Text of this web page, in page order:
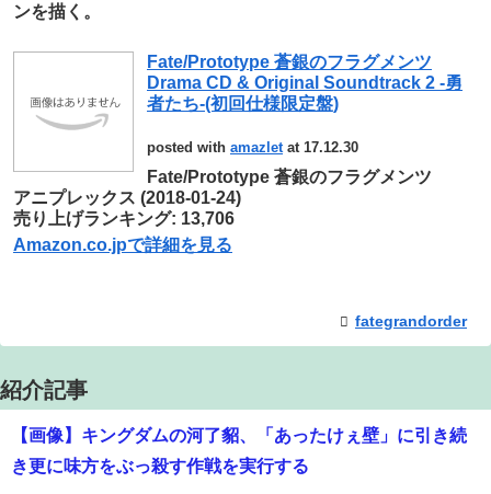
ンを描く。
Fate/Prototype 蒼銀のフラグメンツ
Drama CD & Original Soundtrack 2 -勇
者たち-(初回仕様限定盤)
posted with amazlet at 17.12.30
Fate/Prototype 蒼銀のフラグメンツ
アニプレックス (2018-01-24)
売り上げランキング: 13,706
Amazon.co.jpで詳細を見る
fategrandorder
紹介記事
【画像】キングダムの河了貂、「あったけぇ壁」に引き続
き更に味方をぶっ殺す作戦を実行する